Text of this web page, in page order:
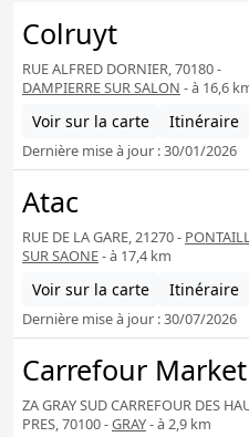
Colruyt
RUE ALFRED DORNIER, 70180 -
DAMPIERRE SUR SALON - à 16,6
Voir sur la carte Itinéraire
Dernière mise à jour : 30/01/2026
Atac
RUE DE LA GARE, 21270 -
SUR SAONE- à 17,4 km
Voir sur la carte Itinéraire
Dernière mise à jour : 30/07/2026
Carrefour Market
ZA GRAY SUD CARREFOUR DES
PRES, 70100 -GRAY- à 2,9 km